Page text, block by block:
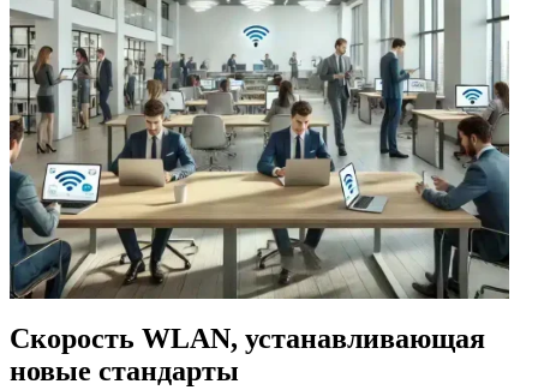
Скорость WLAN, устанавливающая
новые стандарты